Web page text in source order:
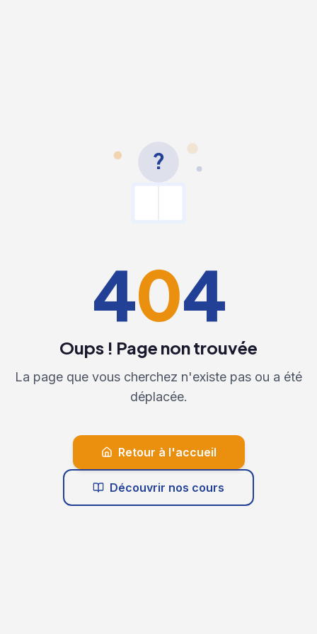
?
404
Oups ! Page non trouvée
La page que vous cherchez n'existe pas ou a été
déplacée.
Retour à l'accueil
Découvrir nos cours